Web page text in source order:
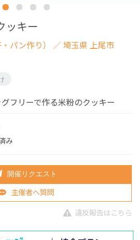
ッキー
パン作り） ／ 埼玉県 上尾市
フリーで作る米粉のクッキー
み
開催リクエスト
主催者へ質問
違反報告はこちら